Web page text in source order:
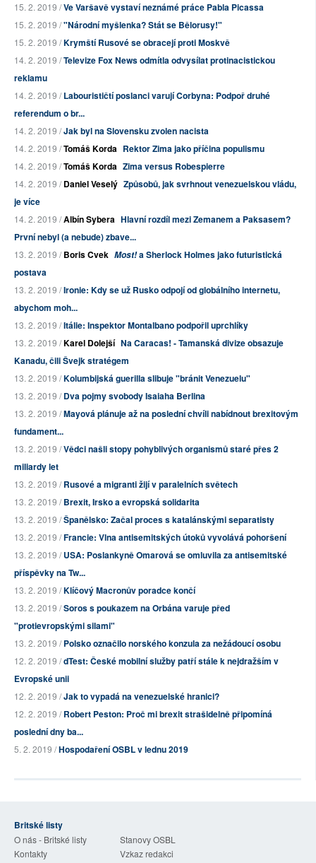
15. 2. 2019 /Ve Varšavě vystaví neznámé práce Pabla Picassa
15. 2. 2019 /"Národní myšlenka? Stát se Bělorusy!"
15. 2. 2019 /Krymští Rusové se obracejí proti Moskvě
14. 2. 2019 /Televize Fox News odmítla odvysílat protinacistickou
reklamu
14. 2. 2019 /Labourističtí poslanci varují Corbyna: Podpoř druhé
referendum o br...
14. 2. 2019 /Jak byl na Slovensku zvolen nacista
14. 2. 2019 /Tomáš Korda Rektor Zima jako příčina populismu
14. 2. 2019 /Tomáš Korda Zima versus Robespierre
14. 2. 2019 /Daniel Veselý Způsobů, jak svrhnout venezuelskou vládu,
je více
14. 2. 2019 /Albín Sybera Hlavní rozdíl mezi Zemanem a Paksasem?
První nebyl (a nebude) zbave...
13. 2. 2019 /Boris Cvek Most!a Sherlock Holmes jako futuristická
postava
13. 2. 2019 /Ironie: Kdy se už Rusko odpojí od globálního internetu,
abychom moh...
13. 2. 2019 /Itálie: Inspektor Montalbano podpořil uprchlíky
13. 2. 2019 /Karel Dolejší Na Caracas! - Tamanská divize obsazuje
Kanadu, čili Švejk stratégem
13. 2. 2019 /Kolumbijská guerilla slibuje "bránit Venezuelu"
13. 2. 2019 /Dva pojmy svobody Isaiaha Berlina
13. 2. 2019 /Mayová plánuje až na poslední chvíli nabídnout brexitovým
fundament...
13. 2. 2019 /Vědci našli stopy pohyblivých organismů staré přes 2
miliardy let
13. 2. 2019 /Rusové a migranti žijí v paralelních světech
13. 2. 2019 /Brexit, Irsko a evropská solidarita
13. 2. 2019 /Španělsko: Začal proces s katalánskými separatisty
13. 2. 2019 /Francie: Vlna antisemitských útoků vyvolává pohoršení
13. 2. 2019 /USA: Poslankyně Omarová se omluvila za antisemitské
příspěvky na Tw...
13. 2. 2019 /Klíčový Macronův poradce končí
13. 2. 2019 /Soros s poukazem na Orbána varuje před
"protievropskými silami"
13. 2. 2019 /Polsko označilo norského konzula za nežádoucí osobu
12. 2. 2019 /dTest: České mobilní služby patří stále k nejdražším v
Evropské unii
12. 2. 2019 /Jak to vypadá na venezuelské hranici?
12. 2. 2019 /Robert Peston: Proč mi brexit strašidelně připomíná
poslední dny ba...
5. 2. 2019 /Hospodaření OSBL v lednu 2019
Britské listy
O nás - Britské listy
Stanovy OSBL
Kontakty
Vzkaz redakci